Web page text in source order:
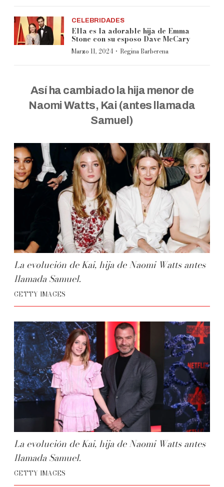
CELEBRIDADES
Ella es la adorable hija de Emma
Stone con su esposo Dave McCary
Marzo 11, 2024 · Regina Barberena
Así ha cambiado la hija menor de
Naomi Watts, Kai (antes llamada
Samuel)
La evolución de Kai, hija de Naomi Watts antes
llamada Samuel.
GETTY IMAGES
La evolución de Kai, hija de Naomi Watts antes
llamada Samuel.
GETTY IMAGES